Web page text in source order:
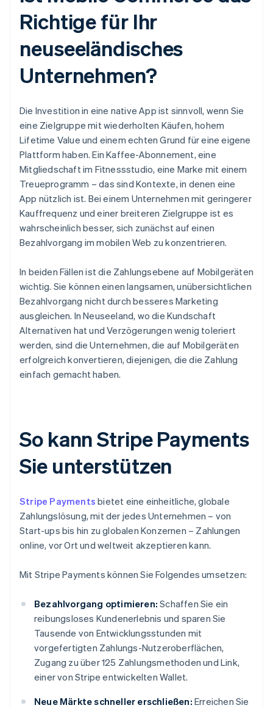
Richtige für Ihr
neuseeländisches
Unternehmen?
Die Investition in eine native App ist sinnvoll, wenn Sie
eine Zielgruppe mit wiederholten Käufen, hohem
Lifetime Value und einem echten Grund für eine eigene
Plattform haben. Ein Kaffee-Abonnement, eine
Mitgliedschaft im Fitnessstudio, eine Marke mit einem
Treueprogramm – das sind Kontexte, in denen eine
App nützlich ist. Bei einem Unternehmen mit geringerer
Kauffrequenz und einer breiteren Zielgruppe ist es
wahrscheinlich besser, sich zunächst auf einen
Bezahlvorgang im mobilen Web zu konzentrieren.
In beiden Fällen ist die Zahlungsebene auf Mobilgeräten
wichtig. Sie können einen langsamen, unübersichtlichen
Bezahlvorgang nicht durch besseres Marketing
ausgleichen. In Neuseeland, wo die Kundschaft
Alternativen hat und Verzögerungen wenig toleriert
werden, sind die Unternehmen, die auf Mobilgeräten
erfolgreich konvertieren, diejenigen, die die Zahlung
einfach gemacht haben.
So kann Stripe Payments
Sie unterstützen
Stripe Payments bietet eine einheitliche, globale
Zahlungslösung, mit der jedes Unternehmen – von
Start-ups bis hin zu globalen Konzernen – Zahlungen
online, vor Ort und weltweit akzeptieren kann.
Mit Stripe Payments können Sie Folgendes umsetzen:
Bezahlvorgang optimieren: Schaffen Sie ein
reibungsloses Kundenerlebnis und sparen Sie
Tausende von Entwicklungsstunden mit
vorgefertigten Zahlungs-Nutzeroberflächen,
Zugang zu über 125 Zahlungsmethoden und Link,
einer von Stripe entwickelten Wallet.
Neue Märkte schneller erschließen: Erreichen Sie